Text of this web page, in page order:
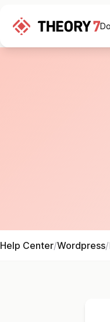
Help Center/Wordpress/